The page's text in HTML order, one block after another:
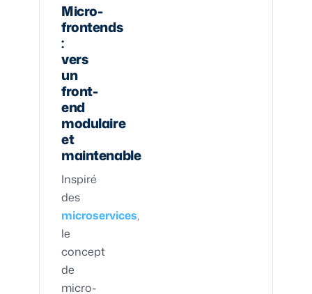
Micro-
frontends
:
vers
un
front-
end
modulaire
et
maintenable
Inspiré
des
microservices,
le
concept
de
micro-